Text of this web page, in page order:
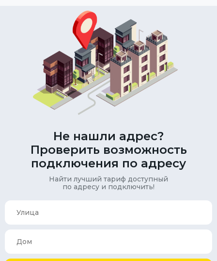
Не нашли адрес?
Проверить возможность
подключения по адресу
Найти лучший тариф доступный
по адресу и подключить!